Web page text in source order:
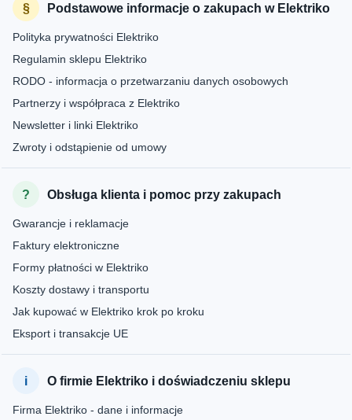
Podstawowe informacje o zakupach w Elektriko
Polityka prywatności Elektriko
Regulamin sklepu Elektriko
RODO - informacja o przetwarzaniu danych osobowych
Partnerzy i współpraca z Elektriko
Newsletter i linki Elektriko
Zwroty i odstąpienie od umowy
Obsługa klienta i pomoc przy zakupach
Gwarancje i reklamacje
Faktury elektroniczne
Formy płatności w Elektriko
Koszty dostawy i transportu
Jak kupować w Elektriko krok po kroku
Eksport i transakcje UE
O firmie Elektriko i doświadczeniu sklepu
Firma Elektriko - dane i informacje